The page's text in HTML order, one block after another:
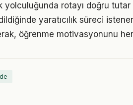
yolculuğunda rotayı doğru tutar
yaratıcılık süreci
öğrenme motivasyonunu